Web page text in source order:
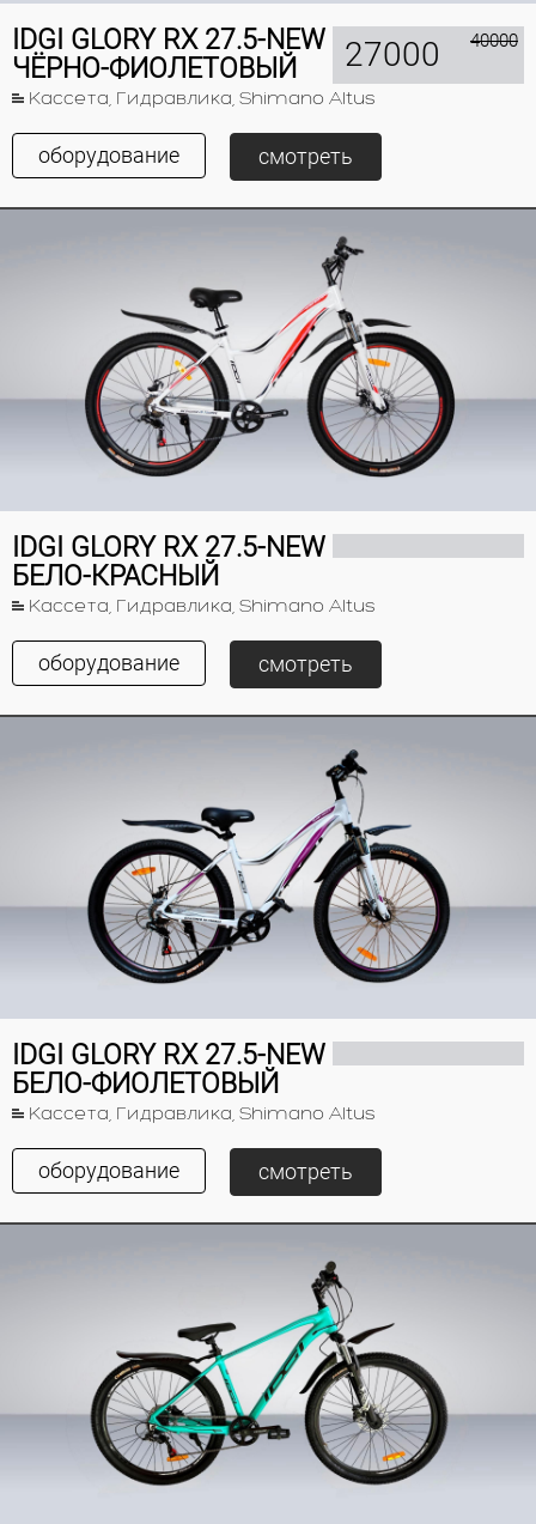
IDGI GLORY RX 27.5-NEW
ЧЁРНО-ФИОЛЕТОВЫЙ
Кассета, Гидравлика, Shimano Altus
27000 40000
оборудование смотреть
IDGI GLORY RX 27.5-NEW
БЕЛО-КРАСНЫЙ
Кассета, Гидравлика, Shimano Altus
оборудование смотреть
IDGI GLORY RX 27.5-NEW
БЕЛО-ФИОЛЕТОВЫЙ
Кассета, Гидравлика, Shimano Altus
оборудование смотреть